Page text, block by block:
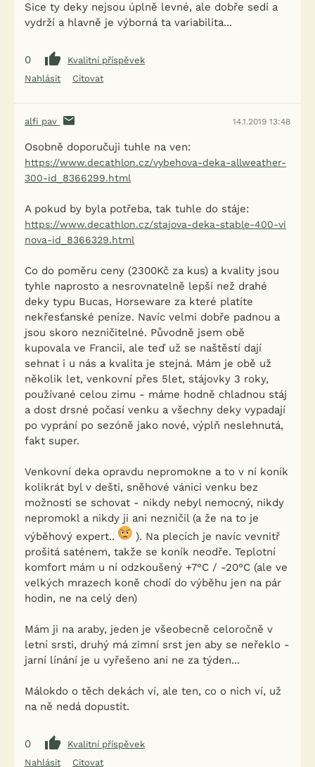
Sice ty deky nejsou úplně levné, ale dobře sedí a
vydrží a hlavně je výborná ta variabilita...
0
Kvalitní příspěvek
Nahlásit
Citovat
alfi pav 14.1.2019 13:48
Osobně doporučuji tuhle na ven:
https://www.decathlon.cz/vybehova-deka-allweather-
300-id_8366299.html
A pokud by byla potřeba, tak tuhle do stáje:
https://www.decathlon.cz/stajova-deka-stable-400-vi
nova-id_8366329.html
Co do poměru ceny (2300Kč za kus) a kvality jsou
tyhle naprosto a nesrovnatelně lepší než drahé
deky typu Bucas, Horseware za které platíte
nekřesťanské peníze. Navíc velmi dobře padnou a
jsou skoro nezničitelné. Původně jsem obě
kupovala ve Francii, ale teď už se naštěstí dají
sehnat i u nás a kvalita je stejná. Mám je obě už
několik let, venkovní přes 5let, stájovky 3 roky,
používané celou zimu - máme hodně chladnou stáj
a dost drsné počasí venku a všechny deky vypadají
po vyprání po sezóně jako nové, výplň neslehnutá,
fakt super.
Venkovní deka opravdu nepromokne a to v ní koník
kolikrát byl v dešti, sněhové vánici venku bez
možnosti se schovat - nikdy nebyl nemocný, nikdy
nepromokl a nikdy ji ani nezničil (a že na to je
výběhový expert..
). Na plecích je navíc vevnitř
prošitá saténem, takže se koník neodře. Teplotní
komfort mám u ní odzkoušený +7°C / -20°C (ale ve
velkých mrazech koně chodí do výběhu jen na pár
hodin, ne na celý den)
Mám ji na araby, jeden je všeobecně celoročně v
letní srsti, druhý má zimní srst jen aby se neřeklo -
jarní línání je u vyřešeno ani ne za týden...
Málokdo o těch dekách ví, ale ten, co o nich ví, už
na ně nedá dopustit.
0
Kvalitní příspěvek
Nahlásit
Citovat